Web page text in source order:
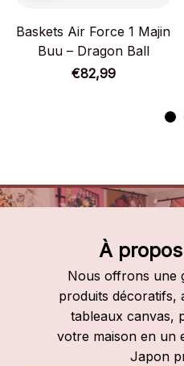
Baskets Air Force 1 Majin
Buu – Dragon Ball
€82,99
À
Nous offrons une
produits décoratifs,
tableaux canvas,
votre maison en un
Japon